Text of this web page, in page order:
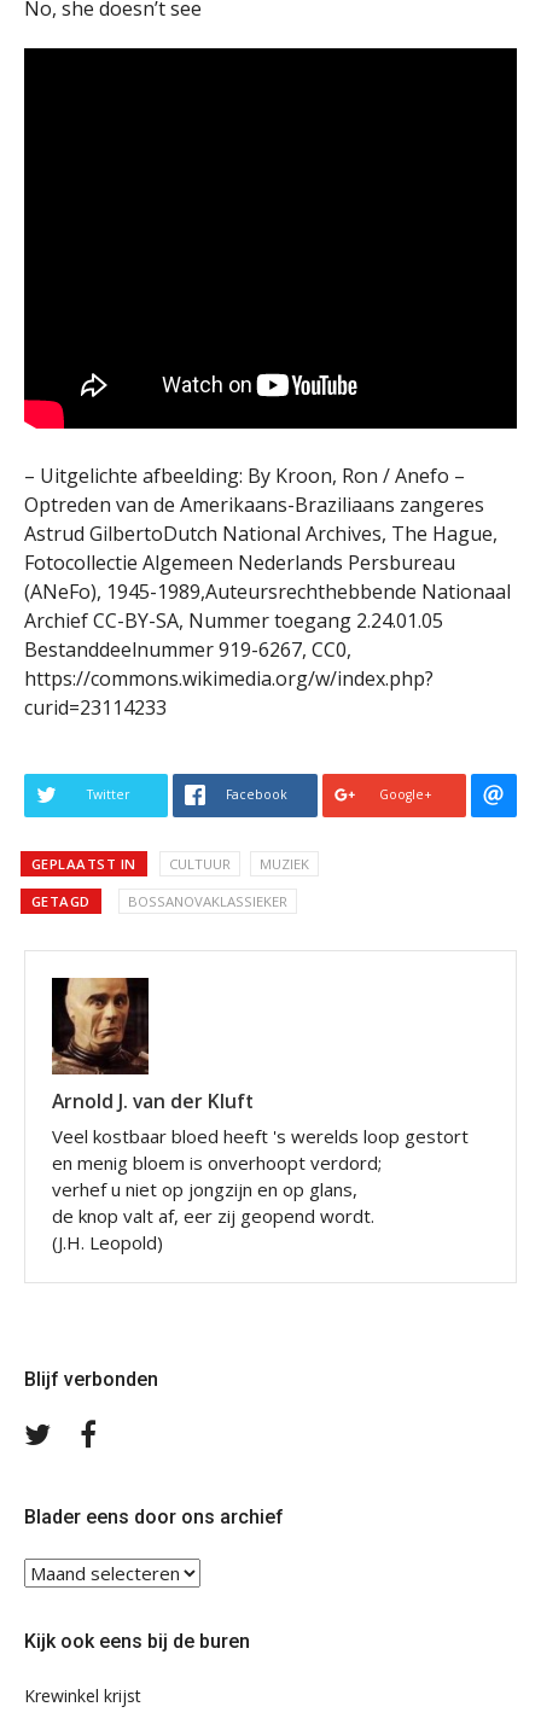
No, she doesn’t see
– Uitgelichte afbeelding: By Kroon, Ron / Anefo –
Optreden van de Amerikaans-Braziliaans zangeres
Astrud GilbertoDutch National Archives, The Hague,
Fotocollectie Algemeen Nederlands Persbureau
(ANeFo), 1945-1989,Auteursrechthebbende Nationaal
Archief CC-BY-SA, Nummer toegang 2.24.01.05
Bestanddeelnummer 919-6267, CC0,
https://commons.wikimedia.org/w/index.php?
curid=23114233
Twitter Facebook Google+
GEPLAATST IN CULTUUR MUZIEK
GETAGD BOSSANOVAKLASSIEKER
Arnold J. van der Kluft
Veel kostbaar bloed heeft 's werelds loop gestort
en menig bloem is onverhoopt verdord;
verhef u niet op jongzijn en op glans,
de knop valt af, eer zij geopend wordt.
(J.H. Leopold)
Blijf verbonden
Volg
Blader eens door ons archief
Blader
eens
ons
Kijk ook eens bij de buren
Krewinkel krijst